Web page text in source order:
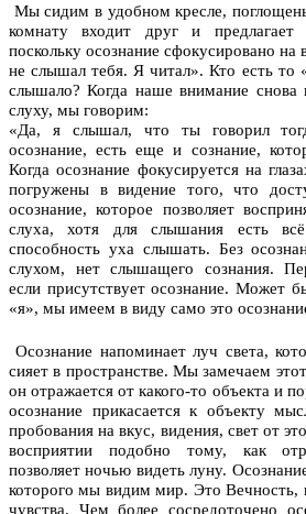
Мы сидим в удобном кресле,
комнату входит друг и
поскольку осознание сфокусировано
не слышал тебя. Я читал». Кто есть то
слышало? Когда наше внимание снова
слуху, мы говорим:
«Да, я слышал, что ты говорил
осознание, есть еще и сознание,
Когда осознание фокусируется на
погружены в видение того, что
осознание, которое позволяет
слуха, хотя для слышания есть
способность уха слышать. Без
слухом, нет слышащего сознания.
если присутствует осознание. Может
«я», мы имеем в виду само это
Осознание напоминает луч света,
сияет в пространстве. Мы замечаем этот
он отражается от какого-то объекта и
осознание прикасается к объекту
пробования на вкус, видения, свет от
восприятии подобно тому, как
позволяет ночью видеть луну.
которого мы видим мир. Это Вечность,
чувства. Чем более сосредоточено